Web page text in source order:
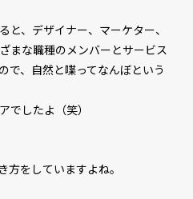
と、デザイナー、マーケター、
まな職種のメンバーとサービス
で、自然と喋ってなんぼという
でしたよ（笑）
方をしていますよね。